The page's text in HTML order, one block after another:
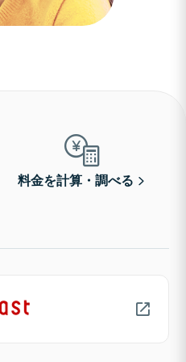
料金を計算・調べる